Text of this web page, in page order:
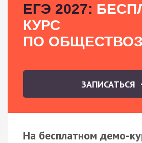
ЕГЭ 2027:
КУРС
ПО
ЗАПИСАТЬСЯ
На бесплатном демо-